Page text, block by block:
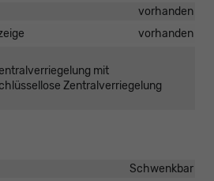
vorhanden
vorhanden
mit
Zentralverriegelung
Schwenkbar